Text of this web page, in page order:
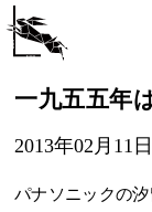
一九五五年
2013年02月11日
パナソニックの